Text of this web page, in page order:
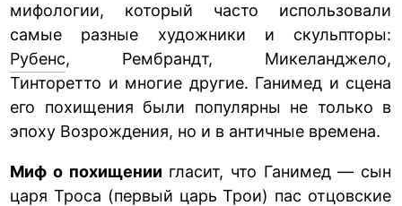
мифологии, который часто использовали
самые разные художники и скульпторы:
Рубенс, Рембрандт, Микеланджело,
Тинторетто и многие другие. Ганимед и сцена
его похищения были популярны не только в
эпоху Возрождения, но и в античные времена.
Миф о похищении гласит, что Ганимед — сын
царя Троса (первый царь Трои) пас отцовские